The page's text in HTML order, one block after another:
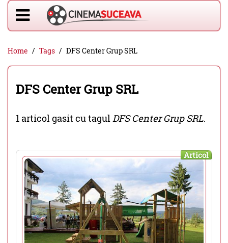
Home Tags DFS Center Grup SRL
DFS Center Grup SRL
1 articol gasit cu tagulDFS Center Grup SRL.
Articol